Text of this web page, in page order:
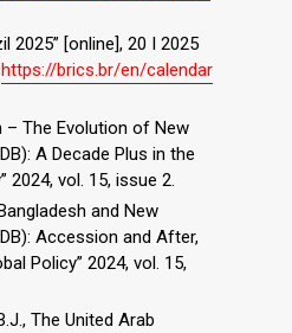
2025” [online], 20 I 2025
https://brics.br/en/calendar
– The Evolution of New
A Decade Plus in the
2024, vol. 15, issue 2.
and New
Accession and After,
Policy” 2024, vol. 15,
The United Arab